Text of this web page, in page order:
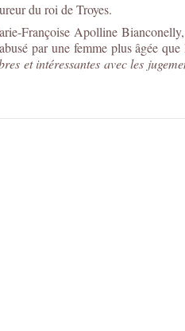
du roi de Troyes.
Françoise Apolline
par une femme plus âgée
et intéressantes avec les